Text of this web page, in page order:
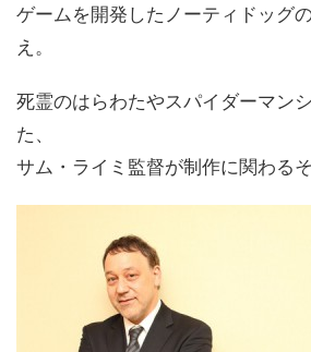
ゲームを開発したノーティドッグ
え。
死霊のはらわたやスパイダーマン
た、
サム・ライミ監督が制作に関わるそ